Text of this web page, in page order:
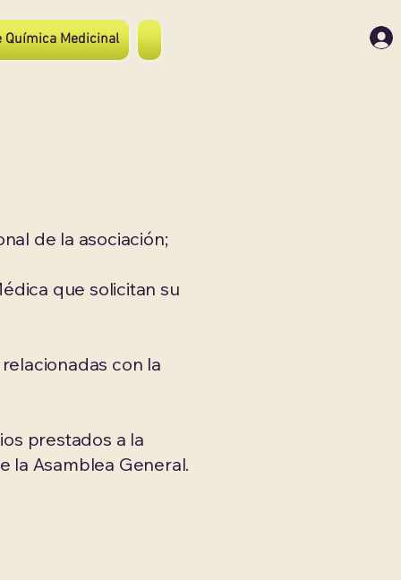
Química Medicinal
de la asociación;​
que solicitan su
con la
prestados a la
la Asamblea General.